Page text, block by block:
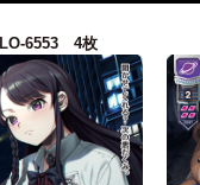
LO-6553 4枚